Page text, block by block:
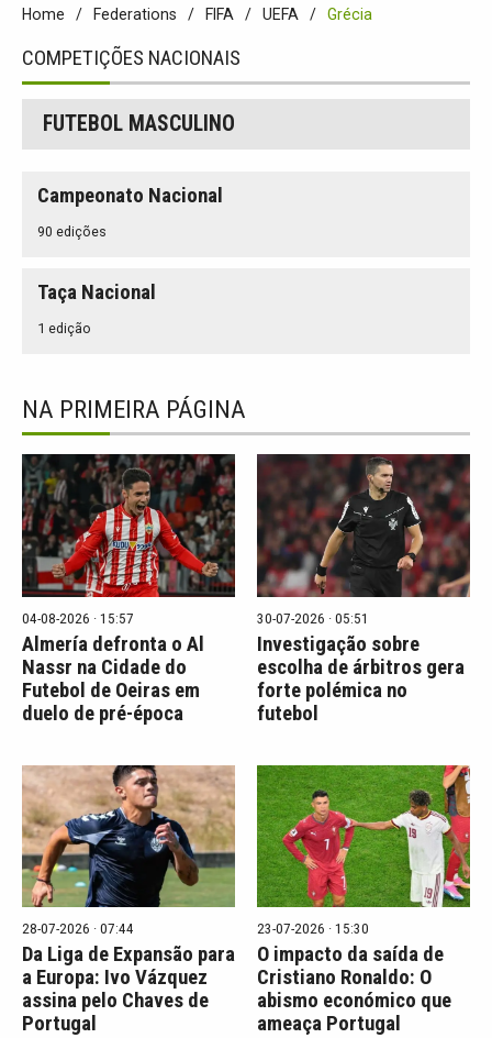
Home Federations FIFA UEFA Grécia
COMPETIÇÕES NACIONAIS
FUTEBOL MASCULINO
Campeonato Nacional
90 edições
Taça Nacional
1 edição
NA PRIMEIRA PÁGINA
04-08-2026 · 15:57
Almería defronta o Al
Nassr na Cidade do
Futebol de Oeiras em
duelo de pré-época
30-07-2026 · 05:51
Investigação sobre
escolha de árbitros gera
forte polémica no
futebol
28-07-2026 · 07:44
Da Liga de Expansão para
a Europa: Ivo Vázquez
assina pelo Chaves de
Portugal
23-07-2026 · 15:30
O impacto da saída de
Cristiano Ronaldo: O
abismo económico que
ameaça Portugal